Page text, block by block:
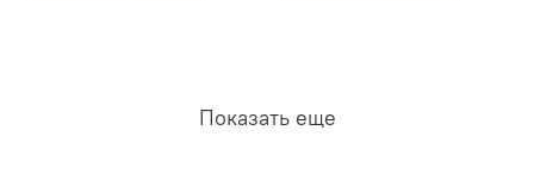
Показать еще